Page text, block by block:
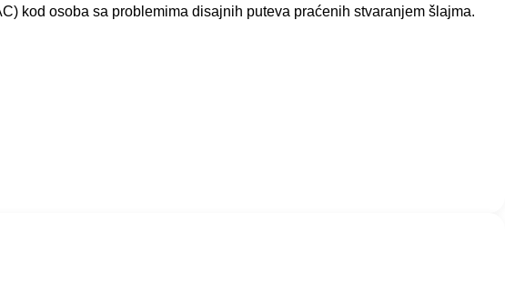
kod osoba sa problemima disajnih puteva praćenih stvaranjem šlajma.